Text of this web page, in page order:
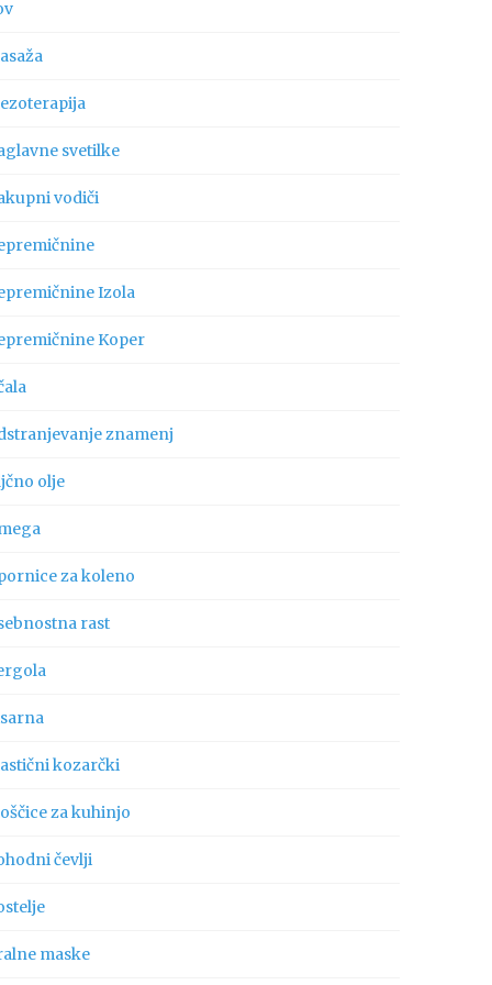
svetilke
vodiči
Izola
Koper
znamenj
olje
za koleno
rast
kozarčki
za kuhinjo
čevlji
maske